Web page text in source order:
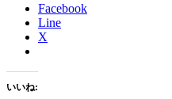
Facebook
Line
X
いいね: